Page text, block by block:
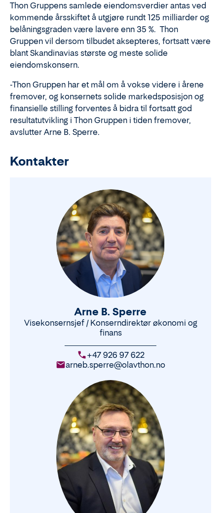
Thon Gruppens samlede eiendomsverdier antas ved
kommende årsskiftet å utgjøre rundt 125 milliarder og
belåningsgraden være lavere enn 35 %. Thon
Gruppen vil dersom tilbudet aksepteres, fortsatt være
blant Skandinavias største og meste solide
eiendomskonsern.
-Thon Gruppen har et mål om å vokse videre i årene
fremover, og konsernets solide markedsposisjon og
finansielle stilling forventes å bidra til fortsatt god
resultatutvikling i Thon Gruppen i tiden fremover,
avslutter Arne B. Sperre.
Kontakter
Arne B. Sperre
Visekonsernsjef / Konserndirektør økonomi og
finans
+47 926 97 622
arneb.sperre@olavthon.no